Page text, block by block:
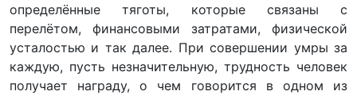
определённые тяготы, которые связаны с
перелётом, финансовыми затратами, физической
усталостью и так далее. При совершении умры за
каждую, пусть незначительную, трудность человек
получает награду, о чем говорится в одном из